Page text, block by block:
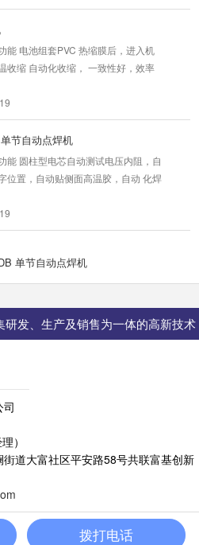
能 电池组套PVC 热缩膜后，进入机
收缩 自动化收缩， 一致性好，效率
节自动点焊机
功能 圆柱型电芯自动测试电压内阻，自
位置，自动贴侧面高温胶，自动 化焊
单节自动点焊机
AC220V 0.6KW50/60HZ 适应电芯范
芯
18500/18650/21700 ...
动力储能电池组全自动生产线 规格型
18650 一、设备适用范围与功能
发、生产及销售为一体的高新技术
）
道大富社区平安路58号共联富基创新
拨打电话